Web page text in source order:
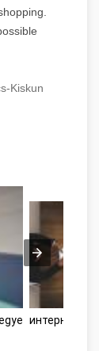
Kiskun
интернет-